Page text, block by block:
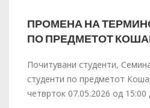
ПРОМЕНА НА
ПО ПРЕДМЕТОТ
Почитувани студенти,
студенти по предметот
четврток 07.05.2026 од 15:00